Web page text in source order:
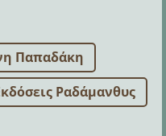
Παπαδάκη
Ραδάμανθυς